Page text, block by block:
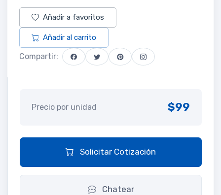
Añadir a favoritos
Añadir al carrito
Compartir:
Precio por unidad $99
Solicitar Cotización
Chatear